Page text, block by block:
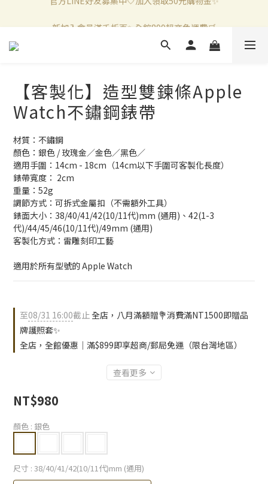
官方LINE好友募集中🤍加入領取50元購物金✨
【客製化】造型雙鍊條Apple
Watch不鏽鋼錶帶
材質：不鏽鋼
顏色：銀色 / 玫瑰金／金色／黑色／
適用手圍：14cm - 18cm（14cm以下手圍可客製化長度）
錶帶寬度： 2cm
重量：52g
調節方式：可拆式金屬扣（不需額外工具）
錶面大小：38/40/41/42(10/11代)mm (通用)、42(1-3
代)/44/45/46(10/11代)/49mm (通用)
客製化方式：雷雕刻印工藝
適用於所有型號的 Apple Watch
至08/31 16:00截止全店，八月滿額贈💐消費滿NT1500即贈品
牌護照套✨
全店，全館優惠｜滿$899即享超商/郵局免運（限台灣地區）
查看更多
NT$980
顏色 : 銀色
尺寸 : 38/40/41/42(10/11代)mm (通用)